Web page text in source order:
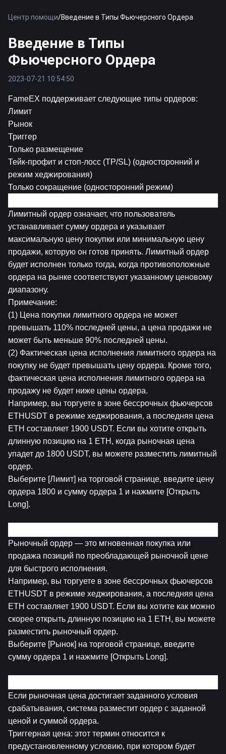
Центр помощи/Введение в Типы Фьючерсного Ордера
Введение в Типы
Фьючерсного Ордера
2023-07-21 10:54:50
FameEX поддерживает следующие типы ордеров:
Лимит
Рынок
Триггер
Только размещение
Тейк-профит и стоп-лосс (TP/SL) (односторонний и
режим хеджирования)
Только сокращение (односторонний режим)
Лимитный ордер означает, что пользователь
устанавливает сумму ордера и указывает
максимальную цену покупки или минимальную цену
продажи, которую он готов принять. Лимитный ордер
будет исполнен только тогда, когда противоположные
ордера на рынке соответствуют указанному ценовому
диапазону.
Примечание:
(1) Цена покупки лимитного ордера не может
превышать 110% последней цены, а цена продажи не
может быть меньше 90% последней цены.
(2) Фактическая цена исполнения лимитного ордера на
покупку не будет превышать цену ордера. Кроме того,
фактическая цена исполнения лимитного ордера на
продажу не будет ниже цены ордера.
Например, вы торгуете в зоне бессрочных фьючерсов
ETHUSDT в режиме хеджирования, а последняя цена
ETH составляет 1900 USDT. Если вы хотите открыть
длинную позицию на 1 ETH, когда рыночная цена
упадет до 1800 USDT, вы можете разместить лимитный
ордер.
Выберите [Лимит] на торговой странице, введите цену
ордера 1800 и сумму ордера 1 и нажмите [Открыть
Long].
Рыночный ордер — это мгновенная покупка или
продажа позиций по преобладающей рыночной цене
для быстрого исполнения.
Например, вы торгуете в зоне бессрочных фьючерсов
ETHUSDT в режиме хеджирования, а последняя цена
ETH составляет 1900 USDT. Если вы хотите как можно
скорее открыть длинную позицию на 1 ETH, вы можете
разместить рыночный ордер.
Выберите [Рынок] на торговой странице, введите
сумму ордера 1 и нажмите [Открыть Long].
Если рыночная цена достигает заданного условия
срабатывания, система разместит ордер с заданной
ценой и суммой ордера.
Триггерная цена: этот термин относится к
предустановленному условию, при котором будет